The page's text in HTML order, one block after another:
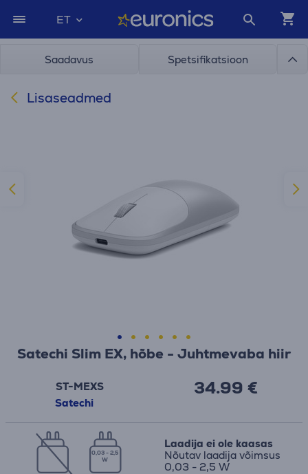
ET
Saadavus Spetsifikatsioon
Lisaseadmed
Satechi Slim EX, hõbe - Juhtmevaba hiir
ST-MEXS
Satechi
34.99 €
0,03 - 2,5
W
Laadija ei ole kaasas
Nõutav laadija võimsus
0,03 - 2,5 W